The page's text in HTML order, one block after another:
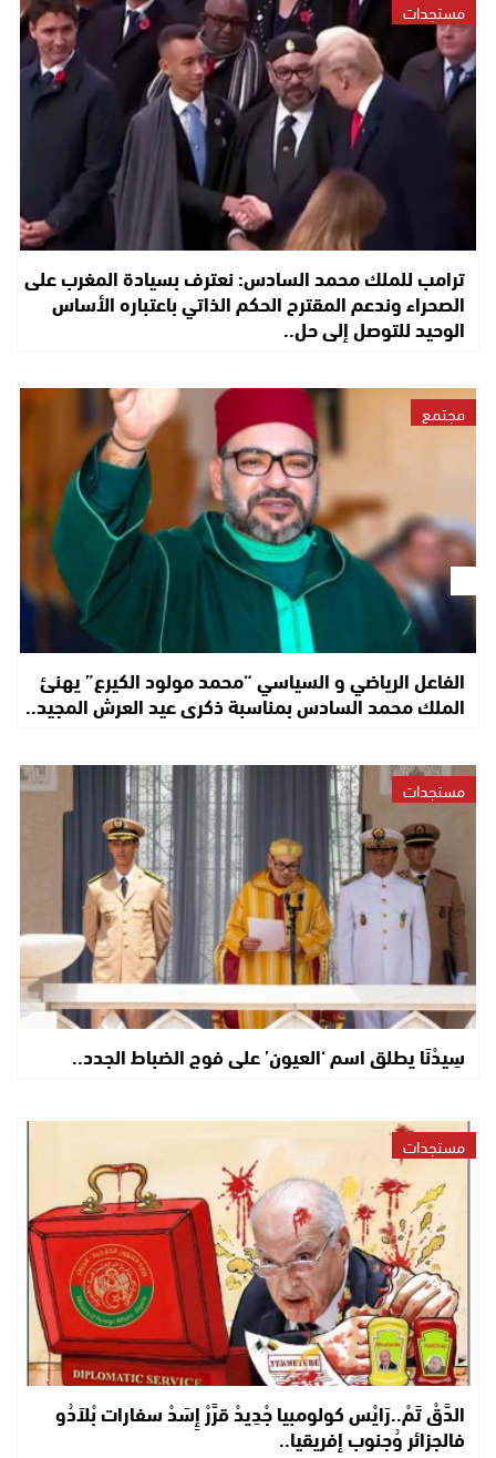
مستجدات
ترامب للملك محمد السادس: نعترف بسيادة المغرب على
الصحراء وندعم المقترح الحكم الذاتي باعتباره الأساس
الوحيد للتوصل إلى حل..
مجتمع
الفاعل الرياضي و السياسي “محمد مولود الكيرع” يهنئ
الملك محمد السادس بمناسبة ذكرى عيد العرش المجيد..
مستجدات
سِيدْنَا يطلق اسم ‘العيون’ على فوج الضباط الجدد..
مستجدات
الدَّقْ تَمْ..رَايْس كولومبيا جْدِيدْ قرَّرْ إِسَدْ سفارات بْلاَدُو
فالجزائر وُجنوب إفريقيا..